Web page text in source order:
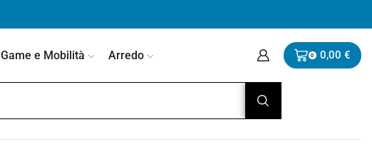
Game e Mobilità Arredo 0 0,00 €